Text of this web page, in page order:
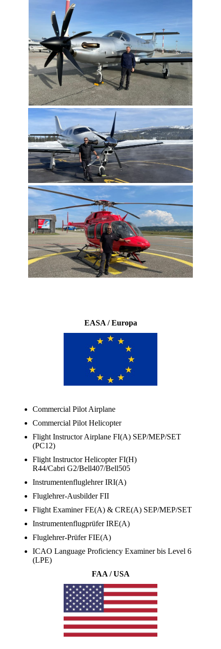
EASA / Europa
Commercial Pilot Airplane
Commercial Pilot Helicopter
Flight Instructor Airplane FI(A) SEP/MEP/SET
(PC12)
Flight Instructor Helicopter FI(H)
R44/Cabri G2/Bell407/Bell505
Instrumentenfluglehrer IRI(A)
Fluglehrer-Ausbilder FII
Flight Examiner FE(A) & CRE(A) SEP/MEP/SET
Instrumentenflugprüfer IRE(A)
Fluglehrer-Prüfer FIE(A)
ICAO Language Proficiency Examiner bis Level 6
(LPE)
FAA / USA